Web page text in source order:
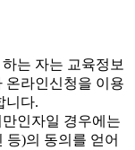
는 자는 교육정보
온라인신청을 이용
니다.
인자일 경우에는
등)의 동의를 얻어